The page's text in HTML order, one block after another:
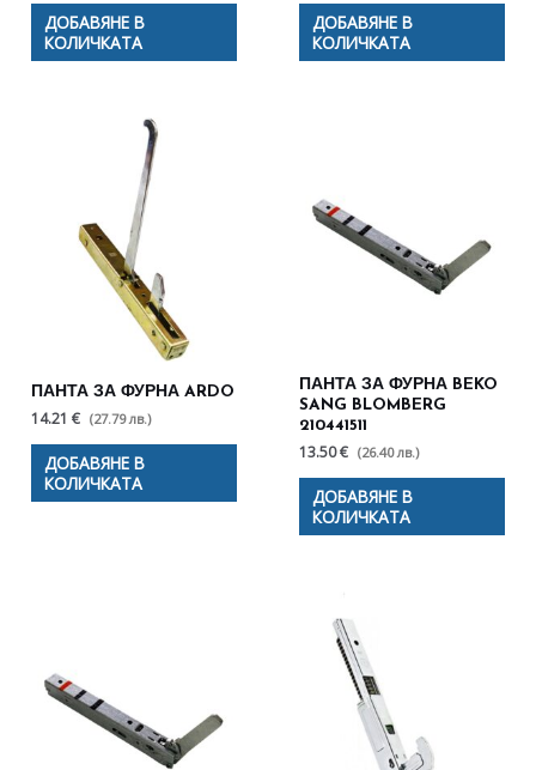
ДОБАВЯНЕ В
КОЛИЧКАТА
ДОБАВЯНЕ В
КОЛИЧКАТА
ПАНТА ЗА ФУРНА ARDO
14.21 € (27.79 лв.)
ДОБАВЯНЕ В
КОЛИЧКАТА
ПАНТА ЗА ФУРНА BEKO
SANG BLOMBERG
210441511
13.50 € (26.40 лв.)
ДОБАВЯНЕ В
КОЛИЧКАТА